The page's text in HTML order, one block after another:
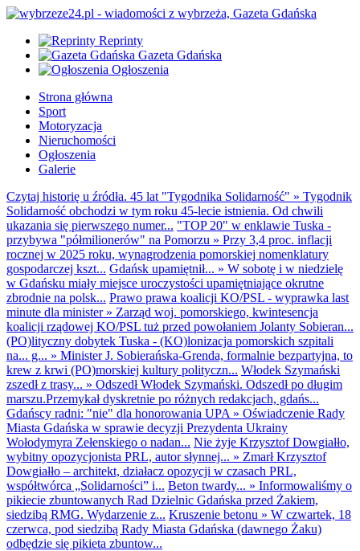
Reprinty
Gazeta Gdańska
Ogłoszenia
Strona główna
Sport
Motoryzacja
Nieruchomości
Ogłoszenia
Galerie
Czytaj historię u źródła. 45 lat "Tygodnika Solidarność" » Tygodnik
Solidarność obchodzi w tym roku 45-lecie istnienia. Od chwili
ukazania się pierwszego numer... "TOP 20" w enklawie Tuska -
przybywa "półmilionerów" na Pomorzu » Przy 3,4 proc. inflacji
rocznej w 2025 roku, wynagrodzenia pomorskiej nomenklatury
gospodarczej kszt... Gdańsk upamiętnił... » W sobotę i w niedzielę
w Gdańsku miały miejsce uroczystości upamiętniające okrutne
zbrodnie na polsk... Prawo prawa koalicji KO/PSL - wyprawka last
minute dla minister» Zarząd woj. pomorskiego, kwintesencja
koalicji rządowej KO/PSL tuż przed powołaniem Jolanty Sobieran...
(PO)lityczny dobytek Tuska - (KO)lonizacja pomorskich szpitali
na... g... » Minister J. Sobierańska-Grenda, formalnie bezpartyjna, to
krew z krwi (PO)morskiej kultury polityczn... Włodek Szymański
zszedł z trasy... » Odszedł Włodek Szymański. Odszedł po długim
marszu.Przemykał dyskretnie po różnych redakcjach, gdańs...
Gdańscy radni: "nie" dla honorowania UPA » Oświadczenie Rady
Miasta Gdańska w sprawie decyzji Prezydenta Ukrainy
Wołodymyra Zełenskiego o nadan... Nie żyje Krzysztof Dowgiałło,
wybitny opozycjonista PRL, autor słynnej... » Zmarł Krzysztof
Dowgiałło – architekt, działacz opozycji w czasach PRL,
współtwórca „Solidarności” i... Beton twardy... » Informowaliśmy o
pikiecie zbuntowanych Rad Dzielnic Gdańska przed Żakiem,
siedzibą RMG. Wydarzenie z... Kruszenie betonu » W czwartek, 18
czerwca, pod siedzibą Rady Miasta Gdańska (dawnego Żaku)
odbędzie się pikieta zbuntow...